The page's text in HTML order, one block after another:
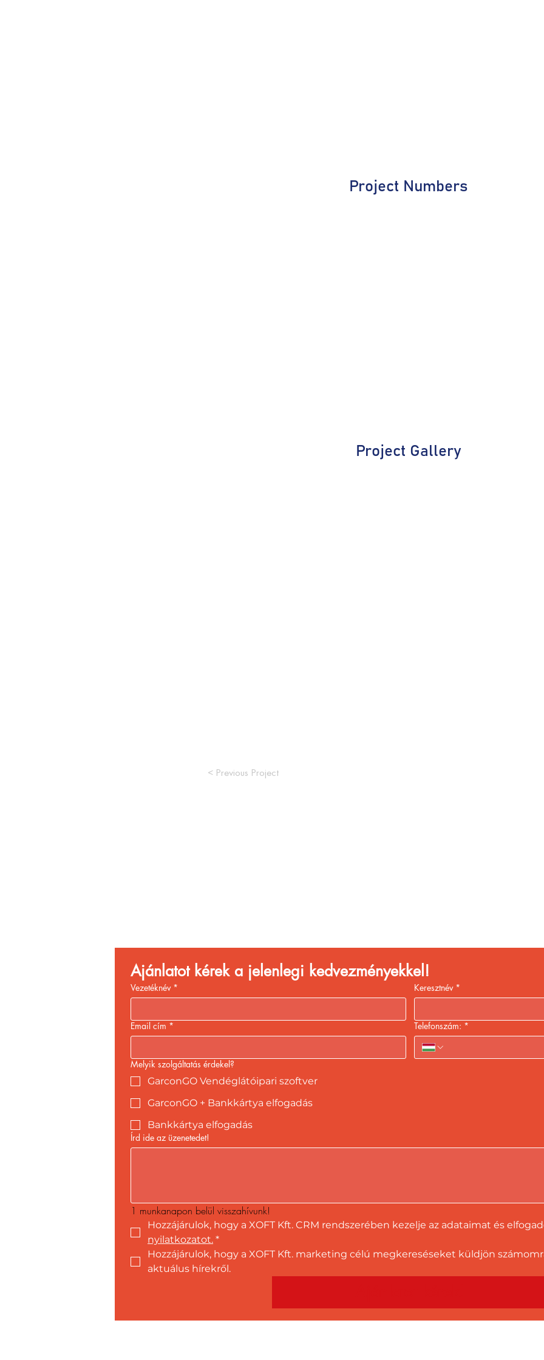
Project Numbers
Project Gallery
< Previous Project
Ajánlatot kérek a jelenlegi kedvezményekkel!
Vezetéknév * Keresztnév *
Email cím * Telefonszám: *
Melyik szolgáltatás érdekel?
GarconGO Vendéglátóipari szoftver
GarconGO + Bankkártya elfogadás
Bankkártya elfogadás
Írd ide az üzenetedet!
1 munkanapon belül visszahívunk!
Hozzájárulok, hogy a XOFT Kft. CRM rendszerében kezelje az adataimat és
nyilatkozatot. *
Hozzájárulok, hogy a XOFT Kft. marketing célú megkereséseket küldjön
aktuálus hírekről.